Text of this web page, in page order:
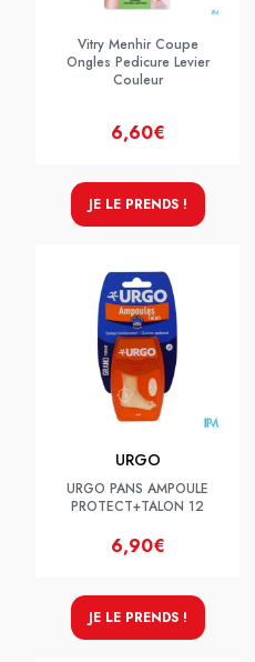
Vitry Menhir Coupe
Ongles Pedicure Levier
Couleur
6,60€
JE LE PRENDS !
URGO
URGO PANS AMPOULE
PROTECT+TALON 12
6,90€
JE LE PRENDS !